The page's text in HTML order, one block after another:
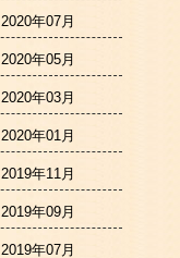
2020年07月
2020年05月
2020年03月
2020年01月
2019年11月
2019年09月
2019年07月